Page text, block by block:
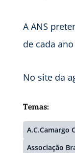
A ANS
de cada
No site da
Temas:
A.C.Camargo
Associação